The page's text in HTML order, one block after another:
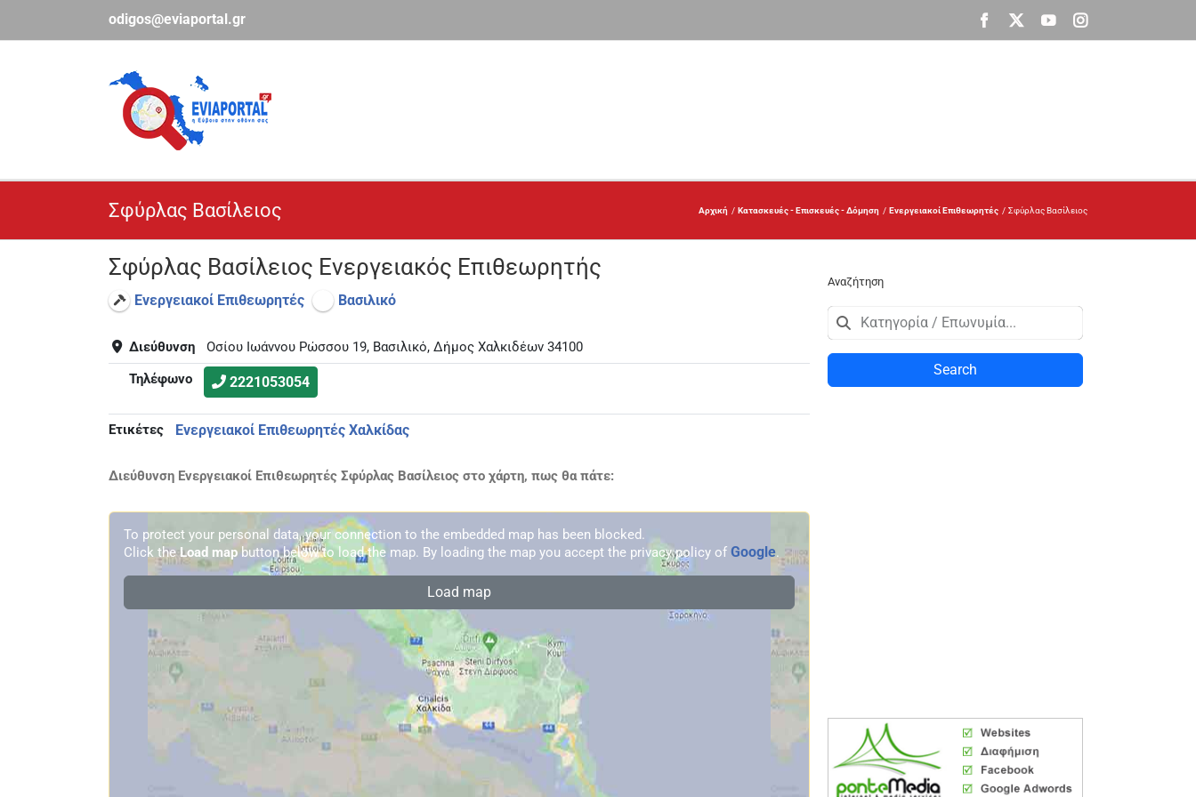
περιεχόμενο
odigos@eviaportal.gr Facebook
X YouTubeInstagram
Σφύρλας Βασίλειος Αρχική Κατασκευές - Επισκευές - Δόμηση Ενεργειακοί Επιθεωρητές Σφύρλας Βασίλειος
Σφύρλας Βασίλειος Ενεργειακός Επιθεωρητής
Ενεργειακοί Επιθεωρητές Βασιλικό
Διεύθυνση
Οσίου Ιωάννου Ρώσσου 19, Βασιλικό, Δήμος Χαλκιδέων 34100
Τηλέφωνο
2221053054
Ετικέτες Ενεργειακοί Επιθεωρητές Χαλκίδας
Διεύθυνση Ενεργειακοί Επιθεωρητές Σφύρλας Βασίλειος στο χάρτη, πως θα πάτε:
To protect your personal data, your connection to the embedded map has been blocked.
Click the Load mapbutton below to load the map. By loading the map you accept the privacy policy of Google.
Load map
Αναζήτηση
Search